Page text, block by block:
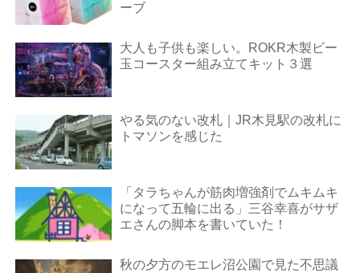
ーブ
大人も子供も楽しい。ROKR木製ビー
玉コースター組み立てキット３選
やる気のない改札｜JR木見駅の改札に
トマソンを感じた
「タラちゃんが筋肉増強剤でムキムキ
になって五輪に出る」三谷幸喜がサザ
エさんの脚本を書いていた！
秋の夕方のモエレ沼公園で見た不思議